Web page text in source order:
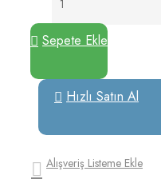
Sepete Ekle
Hızlı Satın Al
Alışveriş Listeme Ekle